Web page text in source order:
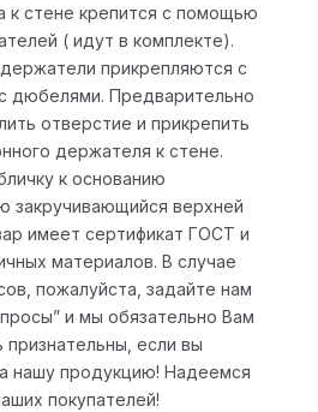
к стене крепится с помощью
( идут в комплекте).
прикрепляются с
дюбелями. Предварительно
отверстие и прикрепить
держателя к стене.
к основанию
закручивающийся верхней
имеет сертификат ГОСТ и
материалов. В случае
пожалуйста, задайте нам
и мы обязательно Вам
если вы
нашу продукцию! Надеемся
покупателей!